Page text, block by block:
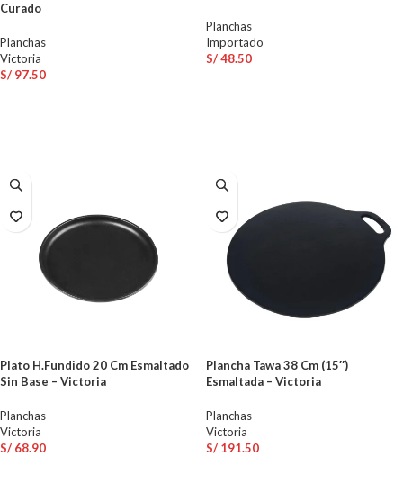
Curado
Planchas
Victoria
S/ 97.50
Planchas
Importado
S/48.50
Plato H.Fundido 20 Cm Esmaltado
Sin Base – Victoria
Planchas
Victoria
S/ 68.90
Plancha Tawa 38 Cm (15″)
Esmaltada – Victoria
Planchas
Victoria
S/ 191.50